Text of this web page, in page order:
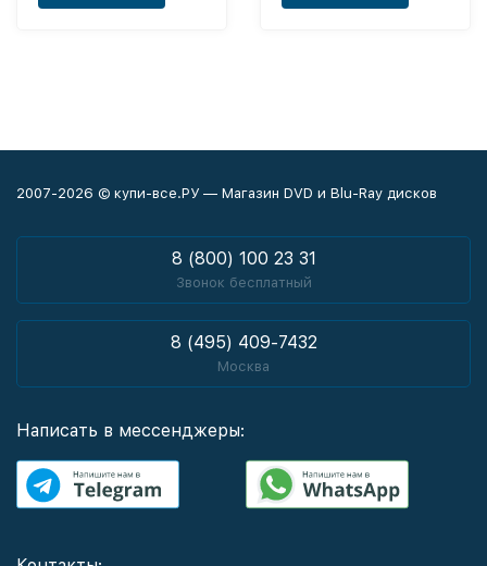
2007-2026 © купи-все.РУ — Магазин DVD и Blu-Ray дисков
8 (800) 100 23 31
Звонок бесплатный
8 (495) 409-7432
Москва
Написать в мессенджеры: